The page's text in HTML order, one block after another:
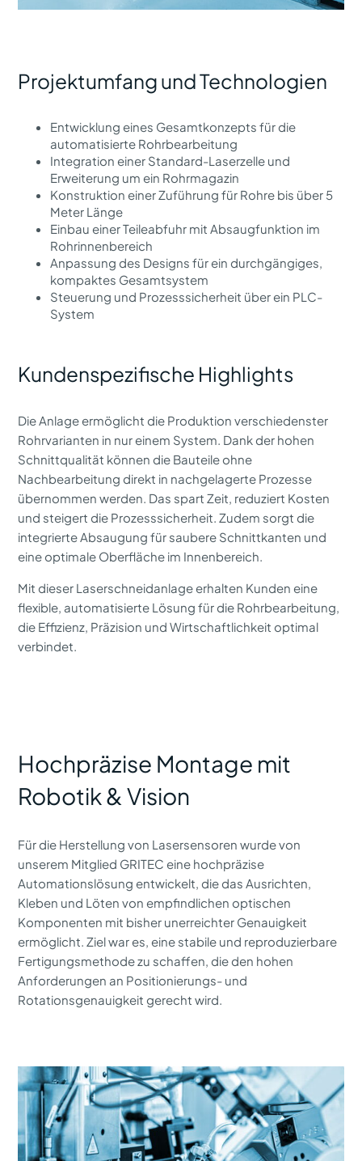
Projektumfang und Technologien
Entwicklung eines Gesamtkonzepts für die
automatisierte Rohrbearbeitung
Integration einer Standard-Laserzelle und
Erweiterung um ein Rohrmagazin
Konstruktion einer Zuführung für Rohre bis über 5
Meter Länge
Einbau einer Teileabfuhr mit Absaugfunktion im
Rohrinnenbereich
Anpassung des Designs für ein durchgängiges,
kompaktes Gesamtsystem
Steuerung und Prozesssicherheit über ein PLC-
System
Kundenspezifische Highlights
Die Anlage ermöglicht die Produktion verschiedenster
Rohrvarianten in nur einem System. Dank der hohen
Schnittqualität können die Bauteile ohne
Nachbearbeitung direkt in nachgelagerte Prozesse
übernommen werden. Das spart Zeit, reduziert Kosten
und steigert die Prozesssicherheit. Zudem sorgt die
integrierte Absaugung für saubere Schnittkanten und
eine optimale Oberfläche im Innenbereich.
Mit dieser Laserschneidanlage erhalten Kunden eine
flexible, automatisierte Lösung für die Rohrbearbeitung,
die Effizienz, Präzision und Wirtschaftlichkeit optimal
verbindet.
Hochpräzise Montage mit
Robotik & Vision
Für die Herstellung von Lasersensoren wurde von
unserem Mitglied GRITEC eine hochpräzise
Automationslösung entwickelt, die das Ausrichten,
Kleben und Löten von empfindlichen optischen
Komponenten mit bisher unerreichter Genauigkeit
ermöglicht. Ziel war es, eine stabile und reproduzierbare
Fertigungsmethode zu schaffen, die den hohen
Anforderungen an Positionierungs- und
Rotationsgenauigkeit gerecht wird.